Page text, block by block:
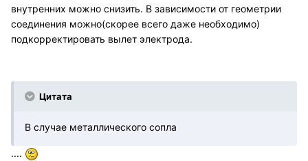
внутренних можно снизить. В зависимости от геометрии
соединения можно(скорее всего даже необходимо)
подкорректировать вылет электрода.
Цитата
В случае металлического сопла
....